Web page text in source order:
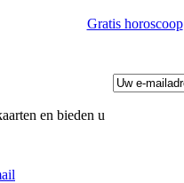
Gratis horoscoop
en bieden u